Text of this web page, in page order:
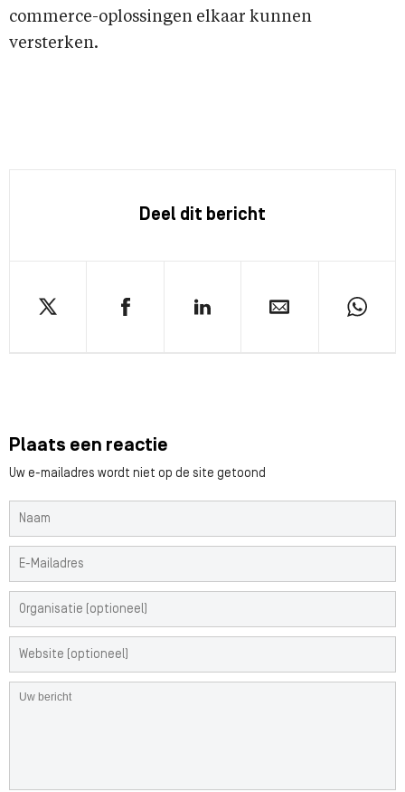
commerce-oplossingen elkaar kunnen
versterken.
Deel dit bericht
Plaats een reactie
Uw e-mailadres wordt niet op de site getoond